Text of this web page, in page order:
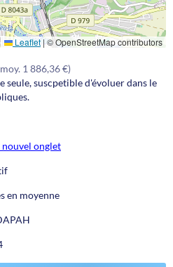
Leaflet|© OpenStreetMap contributors
1 886,36 €)
suscpetible d'évoluer dans le
onglet
en moyenne